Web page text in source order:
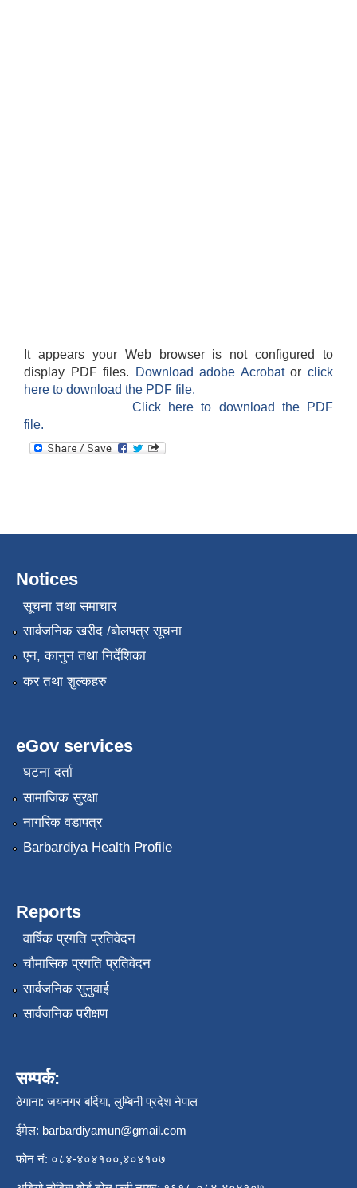
It appears your Web browser is not configured to
display PDF files.
Download adobe Acrobatorclick
here to download the PDF file.
Click here to download the PDF
file.
Notices
सूचना तथा समाचार
सार्वजनिक खरीद /बोलपत्र सूचना
एन, कानुन तथा निर्देशिका
कर तथा शुल्कहरु
eGov services
घटना दर्ता
सामाजिक सुरक्षा
नागरिक वडापत्र
Barbardiya Health Profile
Reports
वार्षिक प्रगति प्रतिवेदन
चौमासिक प्रगति प्रतिवेदन
सार्वजनिक सुनुवाई
सार्वजनिक परीक्षण
सम्पर्क:
ठेगाना: जयनगर बर्दिया, लुम्बिनी प्रदेश नेपाल
ईमेल: barbardiyamun@gmail.com
फोन नं: ०८४-४०४१००,४०४१०७